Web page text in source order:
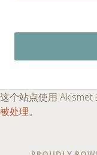
这个站点使用 Akismet
被处理。